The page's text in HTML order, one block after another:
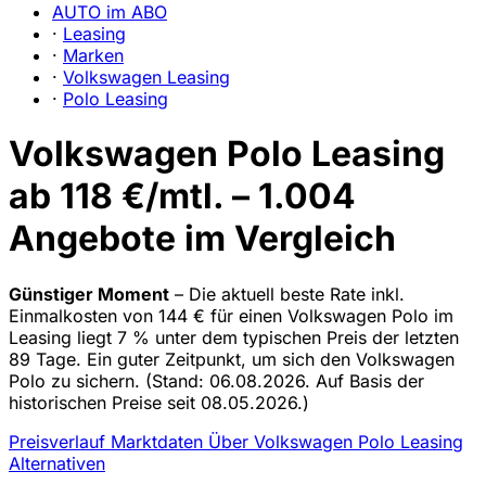
AUTO im ABO
· Leasing
· Marken
· Volkswagen Leasing
· Polo Leasing
Volkswagen Polo Leasing
ab 118 €/mtl. – 1.004
Angebote im Vergleich
Günstiger Moment – Die aktuell beste Rate inkl.
Einmalkosten von 144 € für einen Volkswagen Polo im
Leasing liegt 7 % unter dem typischen Preis der letzten
89 Tage. Ein guter Zeitpunkt, um sich den Volkswagen
Polo zu sichern. (Stand: 06.08.2026. Auf Basis der
historischen Preise seit 08.05.2026.)
Preisverlauf Marktdaten Über Volkswagen Polo Leasing
Alternativen